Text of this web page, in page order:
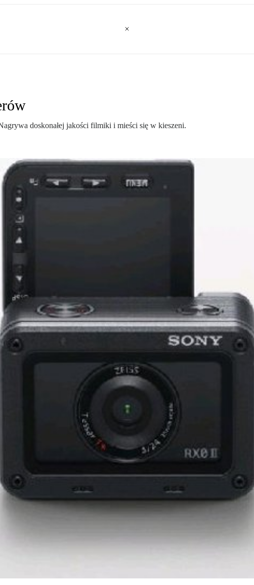
doskonałej jakości filmiki i mieści się w kieszeni.